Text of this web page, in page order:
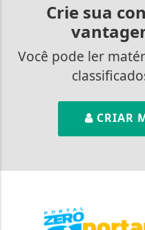
Crie sua
Você pode ler
CRIAR